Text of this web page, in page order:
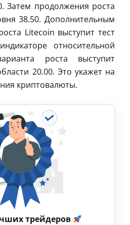
Затем продолжения роста
38.50. Дополнительным
Litecoin выступит тест
относительной
роста выступит
20.00. Это укажет на
криптовалюты.
трейдеров